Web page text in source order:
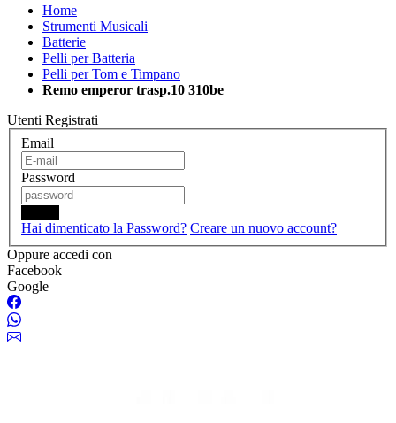
Home
Strumenti Musicali
Batterie
Pelli per Batteria
Pelli per Tom e Timpano
Remo emperor trasp.10 310be
Utenti Registrati
Email
Password
Hai dimenticato la Password? Creare un nuovo account?
Oppure accedi con
Facebook
Google